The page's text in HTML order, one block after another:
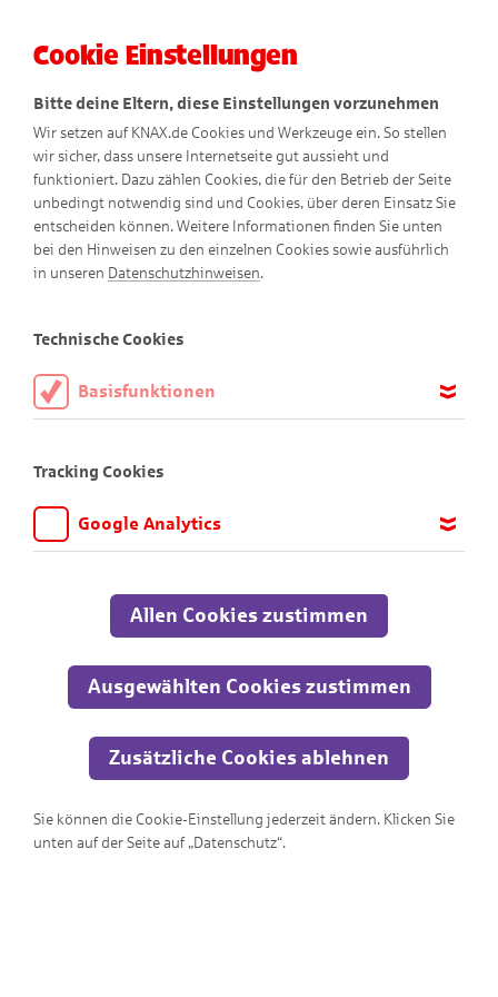
KNAXige Schatzjagd
Cookie Einstellungen
Bitte deine Eltern, diese Einstellungen vorzunehmen
Wir setzen auf KNAX.de Cookies und Werkzeuge ein. So stellen
wir sicher, dass unsere Internetseite gut aussieht und
funktioniert. Dazu zählen Cookies, die für den Betrieb der Seite
unbedingt notwendig sind und Cookies, über deren Einsatz Sie
entscheiden können. Weitere Informationen finden Sie unten
bei den Hinweisen zu den einzelnen Cookies sowie ausführlich
in unseren Datenschutzhinweisen.
Technische Cookies
Basisfunktionen
aktiviert sein.
Tracking Cookies
Google Analytics
anpassen und verbessern können. Aus diesem Grund nutzen wir
Google Analytics. Dieses Werkzeug erfasst die Seitenaufrufe zu
Übertragung anonymisiert.
Allen Cookies zustimmen
Ausgewählten Cookies zustimmen
Zusätzliche Cookies ablehnen
Sie können die Cookie-Einstellung jederzeit ändern. Klicken Sie
unten auf der Seite auf „Datenschutz“.